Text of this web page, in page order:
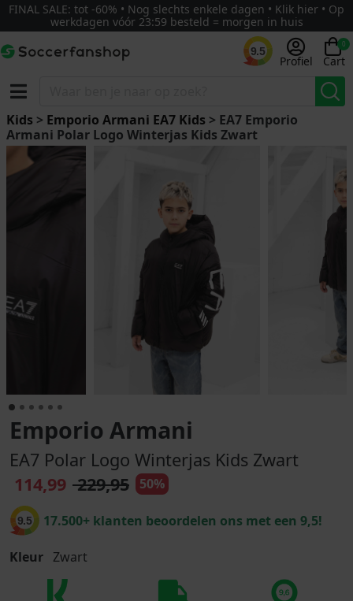
FINAL SALE: tot -60% • Nog slechts enkele dagen • Klik hier • Op
werkdagen vóór 23:59 besteld = morgen in huis
9.5
Profiel
0
Cart
Kids > Emporio Armani EA7 Kids > EA7 Emporio
Armani Polar Logo Winterjas Kids Zwart
Emporio Armani
EA7 Polar Logo Winterjas Kids Zwart
114,99 229,95 50%
9.5 17.500+ klanten beoordelen ons met een 9,5!
Kleur Zwart